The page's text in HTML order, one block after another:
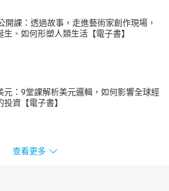
開課：透過故事，走進藝術家創作現場，
生、如何形塑人類生活【電子書】
元：9堂課解析美元邏輯，如何影響全球經
資【電子書】
查看更多